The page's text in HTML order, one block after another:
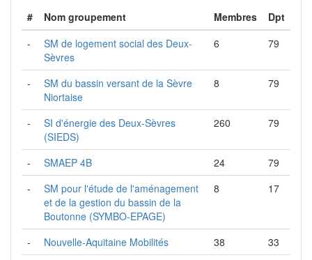
# Nom groupement Membres
Dpt
-
SM de logement social des Deux-
Sèvres
6 79
-
SM du bassin versant de la Sèvre
Niortaise
8 79
-
SI d'énergie des Deux-Sèvres
(SIEDS)
260 79
- SMAEP 4B 24
79
-
SM pour l'étude de l'aménagement
et de la gestion du bassin de la
Boutonne (SYMBO-EPAGE)
8 17
- Nouvelle-Aquitaine Mobilités 38
33